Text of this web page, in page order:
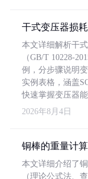
干式变压器损
本文详细解析干
（GB/T 10228-
例，分步骤说明
实例表格，涵盖
快速掌握变压器能
2026年8月4日
铜棒的重量计
本文详细介绍了
（理论公式法、